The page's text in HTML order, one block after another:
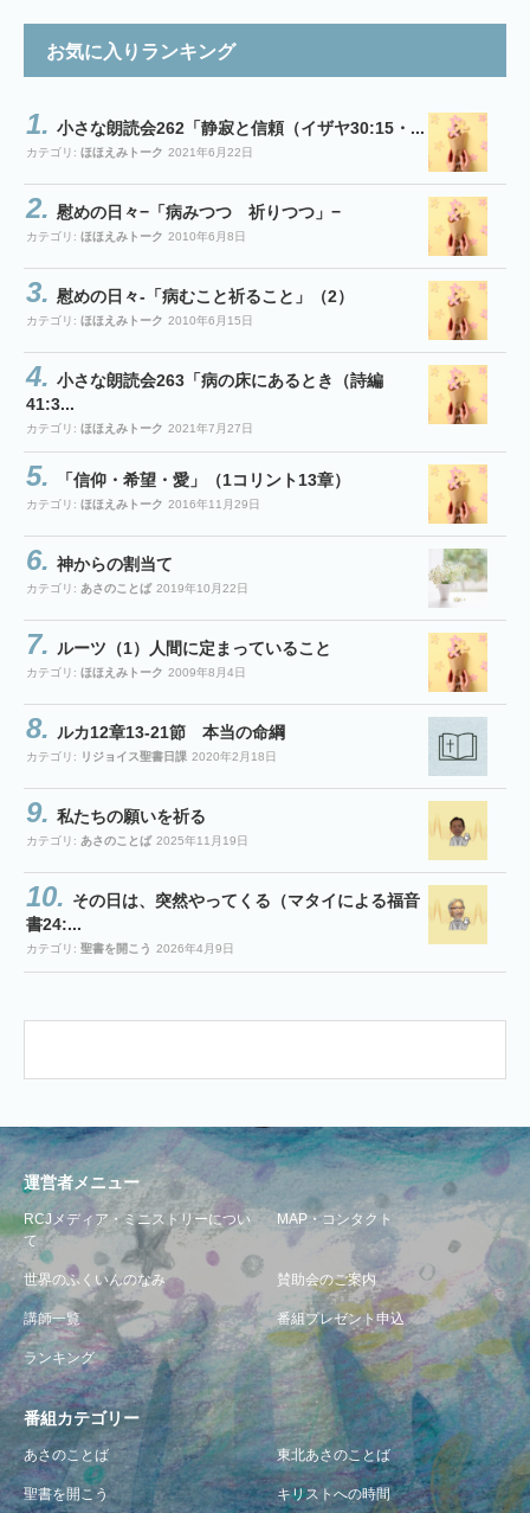
お気に入りランキング
小さな朗読会262「静寂と信頼（イザヤ30:15・...
カテゴリ: ほほえみトーク 2021年6月22日
慰めの日々−「病みつつ 祈りつつ」−
カテゴリ: ほほえみトーク 2010年6月8日
慰めの日々-「病むこと祈ること」（2）
カテゴリ: ほほえみトーク 2010年6月15日
小さな朗読会263「病の床にあるとき（詩編
41:3...
カテゴリ: ほほえみトーク 2021年7月27日
「信仰・希望・愛」（1コリント13章）
カテゴリ: ほほえみトーク 2016年11月29日
神からの割当て
カテゴリ: あさのことば 2019年10月22日
ルーツ（1）人間に定まっていること
カテゴリ: ほほえみトーク 2009年8月4日
ルカ12章13-21節 本当の命綱
カテゴリ: リジョイス聖書日課 2020年2月18日
私たちの願いを祈る
カテゴリ: あさのことば 2025年11月19日
その日は、突然やってくる（マタイによる福音
書24:...
カテゴリ: 聖書を開こう 2026年4月9日
運営者メニュー
RCJメディア・ミニストリーについ
て
MAP・コンタクト
世界のふくいんのなみ 賛助会のご案内
講師一覧 番組プレゼント申込
ランキング
番組カテゴリー
あさのことば 東北あさのことば
聖書を開こう キリストへの時間